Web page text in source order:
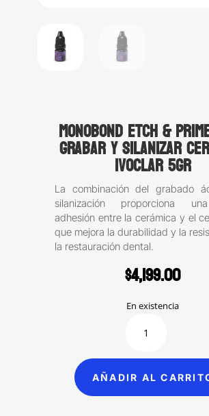
Monobond etch &
grabar y silanizar
Ivoclar 5gr
La combinación del grabado
silanización proporciona
adhesión entre la cerámica y el
que mejora la durabilidad y la
la restauración dental.
$4,199.00
En existencia
para
grabar
AÑADIR AL